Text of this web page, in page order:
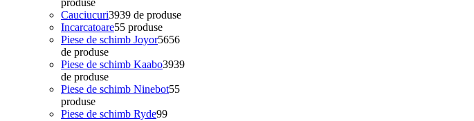
produse
Cauciucuri3939 de produse
Incarcatoare55 produse
Piese de schimb Joyor5656
de produse
Piese de schimb Kaabo3939
de produse
Piese de schimb Ninebot55
produse
Piese de schimb Ryde99